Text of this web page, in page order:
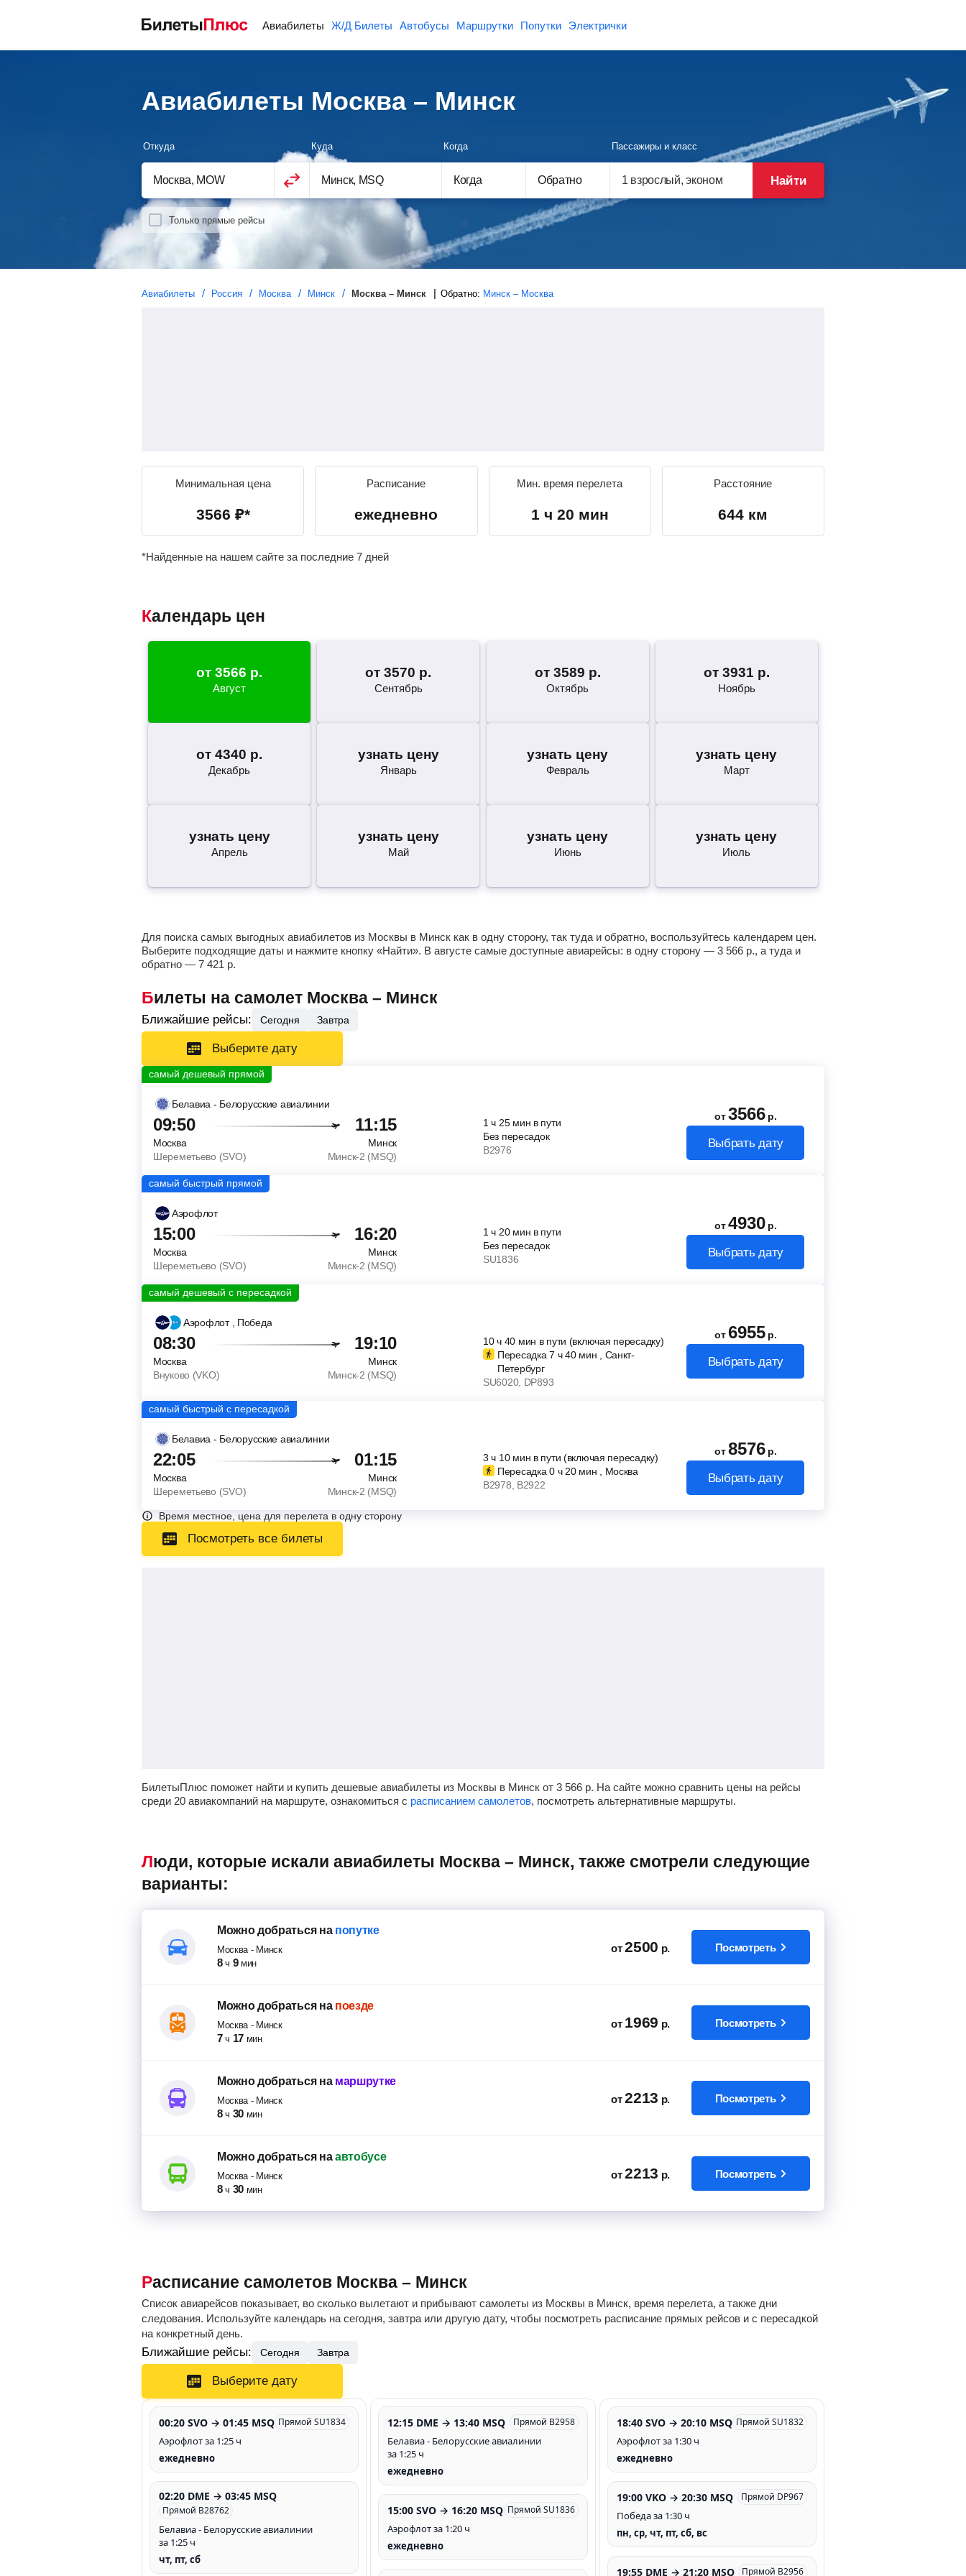
Авиабилеты Ж/Д Билеты Автобусы Маршрутки Попутки Электрички
Авиабилеты Москва – Минск
Откуда Куда
Когда
Когда
Обратно
Пассажиры и класс
Только прямые рейсы
Найти
Авиабилеты Россия Москва Минск Москва – Минск Обратно: Минск – Москва
Минимальная цена
3566 ₽*
Расписание
ежедневно
Мин. время перелета
1 ч 20 мин
Расстояние
644 км
*Найденные на нашем сайте за последние 7 дней
Календарь цен
от3566 р.
Август
от3570 р.
Сентябрь
от 3589 р.
Октябрь
от 3931 р.
Ноябрь
от4340 р.
Декабрь
узнать цену
Январь
узнать цену
Февраль
узнать цену
Март
узнать цену
Апрель
узнать цену
Май
узнать цену
Июнь
узнать цену
Июль
Для поиска самых выгодных авиабилетов из Москвы в Минск как в одну сторону, так туда и обратно, воспользуйтесь календарем цен.
Выберите подходящие даты и нажмите кнопку «Найти». В августе самые доступные авиарейсы: в одну сторону — 3 566 р., а туда и
обратно — 7 421 р.
Билеты на самолет Москва – Минск
Ближайшие рейсы: Сегодня Завтра
Выберите дату
Белавиа - Белорусские авиалинии
09:50 11:15
Москва
Минск
Шереметьево (SVO)
Минск-2 (MSQ)
1ч 25 мин в пути
Без пересадок
B2976
от3566 р.
Выбрать дату
Аэрофлот
15:00 16:20
Москва
Минск
Шереметьево (SVO)
Минск-2 (MSQ)
1ч 20 мин в пути
Без пересадок
SU1836
от4930 р.
Выбрать дату
Аэрофлот , Победа
08:30 19:10
Москва
Минск
Внуково (VKO)
Минск-2 (MSQ)
10ч40 мин в пути (включая пересадку)
Пересадка 7 ч40 мин , Санкт-
Петербург
SU6020, DP893
от6955 р.
Выбрать дату
Белавиа - Белорусские авиалинии
22:05 01:15
Москва
Минск
Шереметьево (SVO)
Минск-2 (MSQ)
3ч 10 мин в пути (включая пересадку)
Пересадка 0 ч20 мин , Москва
B2978 , B2922
от8576 р.
Выбрать дату
Время местное, цена для перелета в одну сторону
Посмотреть все билеты
БилетыПлюс поможет найти и купить дешевые авиабилеты из Москвы в Минск от 3 566 р. На сайте можно сравнить цены на рейсы
среди 20 авиакомпаний на маршруте, ознакомиться с расписанием самолетов, посмотреть альтернативные маршруты.
Люди, которые искали авиабилеты Москва – Минск, также смотрели следующие
варианты:
Можно добратьсяна попутке
Москва- Минск
8 ч 9 мин
от 2500 р. Посмотреть
Можно добратьсяна поезде
Москва- Минск
7 ч 17 мин
от 1969 р. Посмотреть
Можно добратьсяна маршрутке
Москва- Минск
8 ч 30 мин
от 2213 р. Посмотреть
Можно добратьсяна автобусе
Москва- Минск
8 ч 30 мин
от 2213 р. Посмотреть
Расписание самолетов Москва – Минск
Список авиарейсов показывает, во сколько вылетают и прибывают самолеты из Москвы в Минск, время перелета, а также дни
следования. Используйте календарь на сегодня, завтра или другую дату, чтобы посмотреть расписание прямых рейсов и с пересадкой
на конкретный день.
Ближайшие рейсы: Сегодня Завтра
Выберите дату
00:20 SVO → 01:45 MSQ Прямой SU1834
Аэрофлот за 1:25 ч
ежедневно
02:20 DME → 03:45 MSQ
Прямой B28762
Белавиа - Белорусские авиалинии
за 1:25 ч
чт, пт, сб
12:15 DME → 13:40 MSQ Прямой B2958
Белавиа - Белорусские авиалинии
за 1:25 ч
ежедневно
15:00 SVO → 16:20 MSQ Прямой SU1836
Аэрофлот за 1:20 ч
ежедневно
18:40 SVO → 20:10 MSQ Прямой SU1832
Аэрофлот за 1:30 ч
ежедневно
19:00 VKO → 20:30 MSQ Прямой DP967
Победа за 1:30 ч
пн, ср, чт, пт, сб, вс
19:55 DME → 21:20 MSQ Прямой B2956